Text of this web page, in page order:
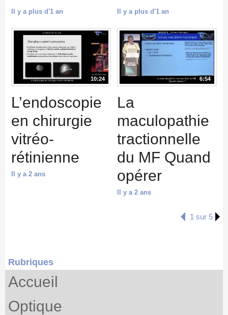
Il y a plus d'1 an Il y a plus d'1 an
10:24
L’endoscopie
en chirurgie
vitréo-
rétinienne
Il y a 2 ans
6:54
La
maculopathie
tractionnelle
du MF Quand
opérer
Il y a 2 ans
1 sur 5
Rubriques
Accueil
Optique